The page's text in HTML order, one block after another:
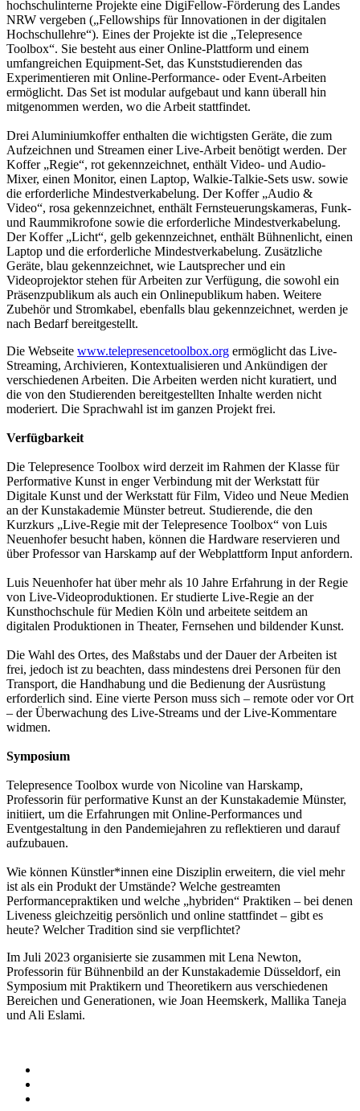
hochschulinterne Projekte eine DigiFellow-Förderung des Landes
NRW vergeben („Fellowships für Innovationen in der digitalen
Hochschullehre“). Eines der Projekte ist die „Telepresence
Toolbox“. Sie besteht aus einer Online-Plattform und einem
umfangreichen Equipment-Set, das Kunststudierenden das
Experimentieren mit Online-Performance- oder Event-Arbeiten
ermöglicht. Das Set ist modular aufgebaut und kann überall hin
mitgenommen werden, wo die Arbeit stattfindet.
Drei Aluminiumkoffer enthalten die wichtigsten Geräte, die zum
Aufzeichnen und Streamen einer Live-Arbeit benötigt werden. Der
Koffer „Regie“, rot gekennzeichnet, enthält Video- und Audio-
Mixer, einen Monitor, einen Laptop, Walkie-Talkie-Sets usw. sowie
die erforderliche Mindestverkabelung. Der Koffer „Audio &
Video“, rosa gekennzeichnet, enthält Fernsteuerungskameras, Funk-
und Raummikrofone sowie die erforderliche Mindestverkabelung.
Der Koffer „Licht“, gelb gekennzeichnet, enthält Bühnenlicht, einen
Laptop und die erforderliche Mindestverkabelung. Zusätzliche
Geräte, blau gekennzeichnet, wie Lautsprecher und ein
Videoprojektor stehen für Arbeiten zur Verfügung, die sowohl ein
Präsenzpublikum als auch ein Onlinepublikum haben. Weitere
Zubehör und Stromkabel, ebenfalls blau gekennzeichnet, werden je
nach Bedarf bereitgestellt.
Die Webseite www.telepresencetoolbox.org ermöglicht das Live-
Streaming, Archivieren, Kontextualisieren und Ankündigen der
verschiedenen Arbeiten. Die Arbeiten werden nicht kuratiert, und
die von den Studierenden bereitgestellten Inhalte werden nicht
moderiert. Die Sprachwahl ist im ganzen Projekt frei.
Verfügbarkeit
Die Telepresence Toolbox wird derzeit im Rahmen der Klasse für
Performative Kunst in enger Verbindung mit der Werkstatt für
Digitale Kunst und der Werkstatt für Film, Video und Neue Medien
an der Kunstakademie Münster betreut. Studierende, die den
Kurzkurs „Live-Regie mit der Telepresence Toolbox“ von Luis
Neuenhofer besucht haben, können die Hardware reservieren und
über Professor van Harskamp auf der Webplattform Input anfordern.
Luis Neuenhofer hat über mehr als 10 Jahre Erfahrung in der Regie
von Live-Videoproduktionen. Er studierte Live-Regie an der
Kunsthochschule für Medien Köln und arbeitete seitdem an
digitalen Produktionen in Theater, Fernsehen und bildender Kunst.
Die Wahl des Ortes, des Maßstabs und der Dauer der Arbeiten ist
frei, jedoch ist zu beachten, dass mindestens drei Personen für den
Transport, die Handhabung und die Bedienung der Ausrüstung
erforderlich sind. Eine vierte Person muss sich – remote oder vor Ort
– der Überwachung des Live-Streams und der Live-Kommentare
widmen.
Symposium
Telepresence Toolbox wurde von Nicoline van Harskamp,
Professorin für performative Kunst an der Kunstakademie Münster,
initiiert, um die Erfahrungen mit Online-Performances und
Eventgestaltung in den Pandemiejahren zu reflektieren und darauf
aufzubauen.
Wie können Künstler*innen eine Disziplin erweitern, die viel mehr
ist als ein Produkt der Umstände? Welche gestreamten
Performancepraktiken und welche „hybriden“ Praktiken – bei denen
Liveness gleichzeitig persönlich und online stattfindet – gibt es
heute? Welcher Tradition sind sie verpflichtet?
Im Juli 2023 organisierte sie zusammen mit Lena Newton,
Professorin für Bühnenbild an der Kunstakademie Düsseldorf, ein
Symposium mit Praktikern und Theoretikern aus verschiedenen
Bereichen und Generationen, wie Joan Heemskerk, Mallika Taneja
und Ali Eslami.